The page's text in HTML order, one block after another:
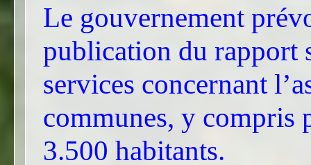
Le gouvernement
publication du rapport
services concernant
communes, y compris
3.500 habitants.